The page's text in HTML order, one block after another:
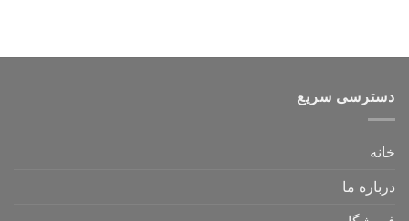
دسترسی سریع
خانه
درباره ما